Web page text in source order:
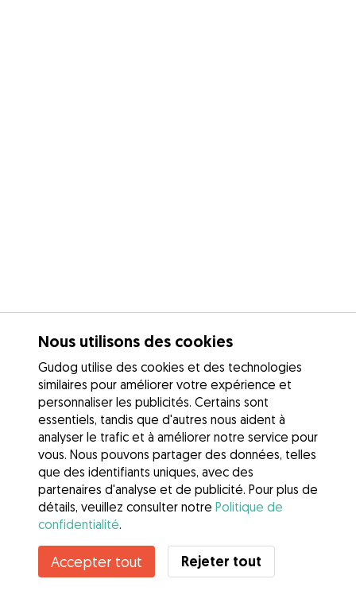
Nous utilisons des cookies
Gudog utilise des cookies et des technologies
similaires pour améliorer votre expérience et
personnaliser les publicités. Certains sont
essentiels, tandis que d'autres nous aident à
analyser le trafic et à améliorer notre service pour
vous. Nous pouvons partager des données, telles
que des identifiants uniques, avec des
partenaires d'analyse et de publicité. Pour plus de
détails, veuillez consulter notre Politique de
confidentialité.
Accepter tout Rejeter tout